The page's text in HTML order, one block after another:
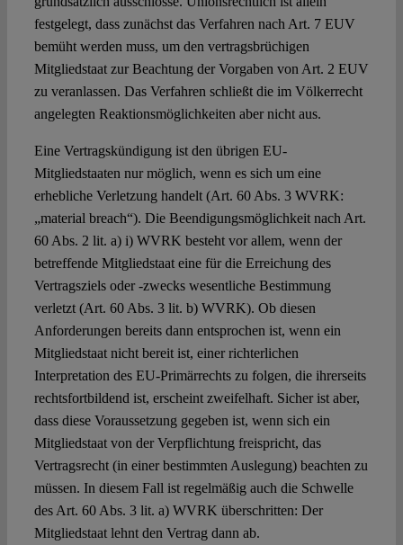
festgelegt, dass zunächst das Verfahren nach Art. 7 EUV
bemüht werden muss, um den vertragsbrüchigen
Mitgliedstaat zur Beachtung der Vorgaben von Art. 2 EUV
zu veranlassen. Das Verfahren schließt die im Völkerrecht
angelegten Reaktionsmöglichkeiten aber nicht aus.
Eine Vertragskündigung ist den übrigen EU-
Mitgliedstaaten nur möglich, wenn es sich um eine
erhebliche Verletzung handelt (Art. 60 Abs. 3 WVRK:
„material breach“). Die Beendigungsmöglichkeit nach Art.
60 Abs. 2 lit. a) i) WVRK besteht vor allem, wenn der
betreffende Mitgliedstaat eine für die Erreichung des
Vertragsziels oder -zwecks wesentliche Bestimmung
verletzt (Art. 60 Abs. 3 lit. b) WVRK). Ob diesen
Anforderungen bereits dann entsprochen ist, wenn ein
Mitgliedstaat nicht bereit ist, einer richterlichen
Interpretation des EU-Primärrechts zu folgen, die ihrerseits
rechtsfortbildend ist, erscheint zweifelhaft. Sicher ist aber,
dass diese Voraussetzung gegeben ist, wenn sich ein
Mitgliedstaat von der Verpflichtung freispricht, das
Vertragsrecht (in einer bestimmten Auslegung) beachten zu
müssen. In diesem Fall ist regelmäßig auch die Schwelle
des Art. 60 Abs. 3 lit. a) WVRK überschritten: Der
Mitgliedstaat lehnt den Vertrag dann ab.